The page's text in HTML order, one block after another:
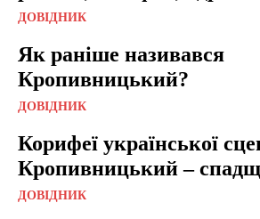
ДОВІДНИК
Як раніше називався
Кропивницький?
ДОВІДНИК
Корифеї української
Кропивницький –
ДОВІДНИК